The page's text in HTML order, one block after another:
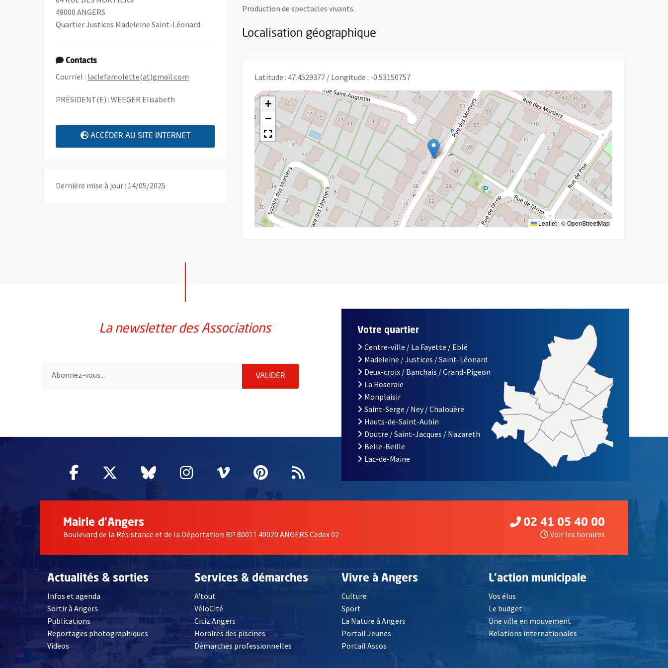
Production de spectacles vivants.
Localisation géographique
Latitude : 47.4529377 / Longitude : -0.53150757
+
−
Leaflet | ©OpenStreetMap
49000 ANGERS
Quartier Justices Madeleine Saint-Léonard
Contacts
Courriel : laclefamolette(at)gmail.com , Ouvre une nouvelle fenêtre
PRÉSIDENT(E) : WEEGER Elisabeth
ACCÉDER AU SITE INTERNET , OUVRE UNE NOUVELLE FENÊTRE
Dernière mise à jour : 14/05/2025
La newsletter des Associations
Pour vous inscrire à la lettre d'information des associations de la ville d'Angers, indiquez votre email (champ obligatoire)
VALIDER ENVOYER MA DEMANDE D'INSCRIPTION À LA LETTRE D'INFORMATION DES ASSOCIATIONS DE LA VILLE
Facebook
, Ouvre une nouvelle fenêtre
Twitter
, Ouvre une nouvelle fenêtre
Bluesky
, Ouvre une nouvelle fenêtre
Instagram
, Ouvre une nouvelle fenêtre
Vimeo
, Ouvre une nouvelle fenêtre
Pinterest
, Ouvre une nouvelle fenêtre
Flux RSS
Votre quartier
Centre-ville / La Fayette / Eblé
Madeleine / Justices / Saint-Léonard
Deux-croix / Banchais / Grand-Pigeon
La Roseraie
Monplaisir
Saint-Serge / Ney / Chalouère
Hauts-de-Saint-Aubin
Doutre / Saint-Jacques / Nazareth
Belle-Beille
Lac-de-Maine
Mairie d'Angers
Boulevard de la Résistance et de la Déportation BP 80011 49020 ANGERS Cedex 02
02 41 05 40 00
Voir les horaires
Actualités & sorties
Infos et agenda
Sortir à Angers
Publications
Reportages photographiques
Videos, Ouvre une nouvelle fenêtre
Services & démarches
A'tout
VéloCité
Citiz Angers , Ouvre une nouvelle fenêtre
Horaires des piscines
Démarches professionnelles
Vivre à Angers
Culture
Sport
La Nature à Angers
Portail Jeunes
Portail Assos
L'action municipale
Vos élus
Le budget
Une ville en mouvement
Relations internationales